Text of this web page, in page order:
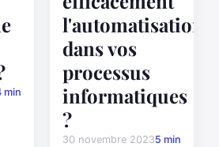
min
l'automatisation
dans vos
processus
informatiques
?
30 novembre 20235 min